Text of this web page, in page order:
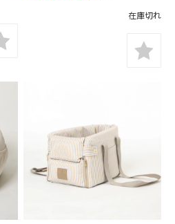
在庫切れ